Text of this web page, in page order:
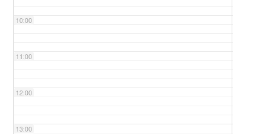
10:00
11:00
12:00
13:00